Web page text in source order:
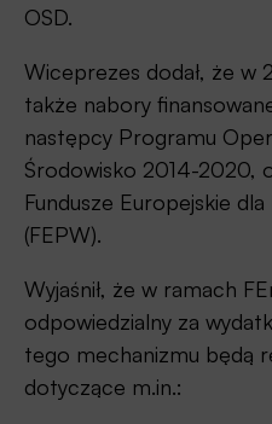
OSD.
Wiceprezes dodał, że w
także nabory
następcy Programu
Środowisko 2014-2020,
Fundusze Europejskie
(FEPW).
Wyjaśnił, że w ramach
odpowiedzialny za
tego mechanizmu będą
dotyczące m.in.: